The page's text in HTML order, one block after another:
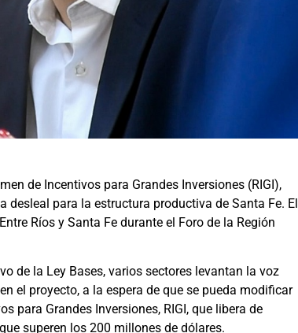
de Incentivos para Grandes Inversiones (RIGI),
para la estructura productiva de Santa Fe. El
Ríos y Santa Fe durante el Foro de la Región
de la Ley Bases, varios sectores levantan la voz
el proyecto, a la espera de que se pueda modificar
para Grandes Inversiones, RIGI, que libera de
superen los 200 millones de dólares.